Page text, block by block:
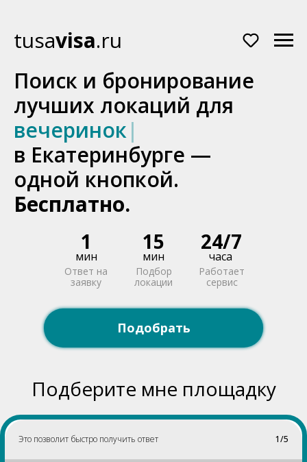
tusavisa.ru
Отлично
Поиск и бронирование
лучших локаций для
вечеринок|
в Екатеринбурге —
одной кнопкой.
Бесплатно.
мин
Работает
сервис
24/7
15
мин
Ответ на
заявку
Подбор
локации
1
часа
Подобрать
Подберите мне площадку
Это позволит быстро получить ответ 1/5